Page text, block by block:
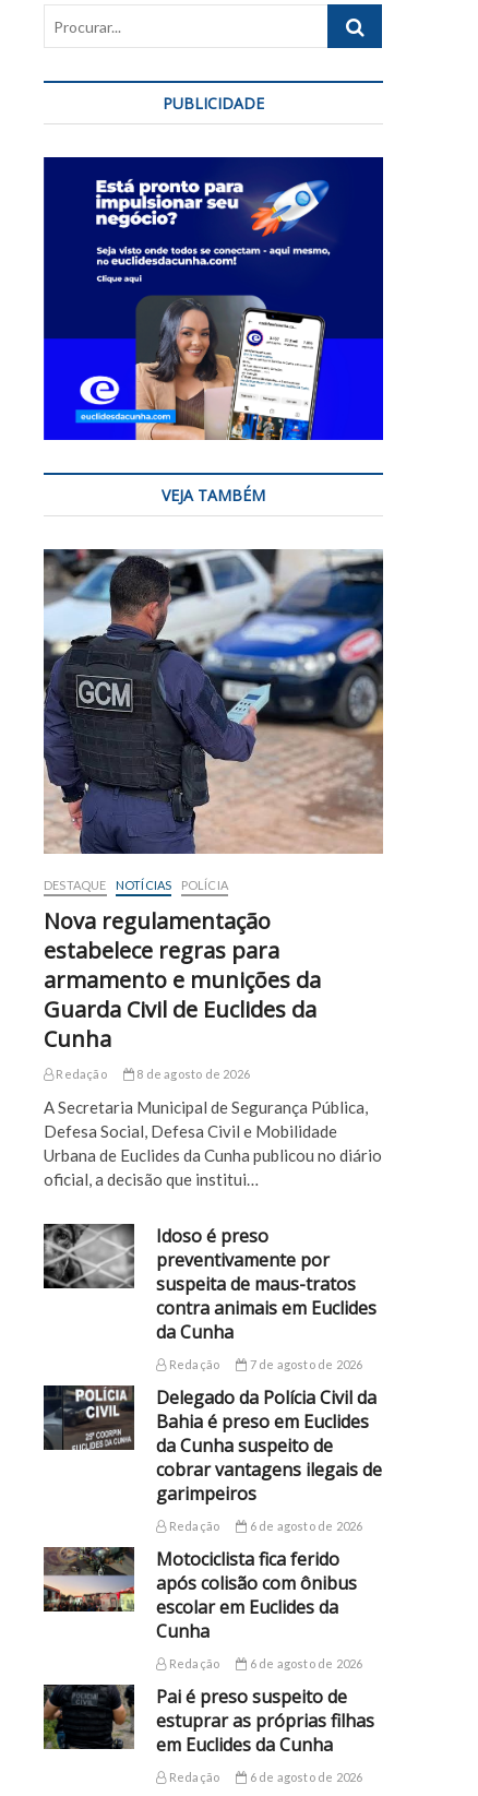
Procurar...
PUBLICIDADE
VEJA TAMBÉM
DESTAQUE NOTÍCIAS POLÍCIA
Nova regulamentação
estabelece regras para
armamento e munições da
Guarda Civil de Euclides da
Cunha
Redação 8 de agosto de 2026
A Secretaria Municipal de Segurança Pública,
Defesa Social, Defesa Civil e Mobilidade
Urbana de Euclides da Cunha publicou no diário
oficial, a decisão que institui…
Idoso é preso
preventivamente por
suspeita de maus-tratos
contra animais em Euclides
da Cunha
Redação 7 de agosto de 2026
Delegado da Polícia Civil da
Bahia é preso em Euclides
da Cunha suspeito de
cobrar vantagens ilegais de
garimpeiros
Redação 6 de agosto de 2026
Motociclista fica ferido
após colisão com ônibus
escolar em Euclides da
Cunha
Redação 6 de agosto de 2026
Pai é preso suspeito de
estuprar as próprias filhas
em Euclides da Cunha
Redação 6 de agosto de 2026